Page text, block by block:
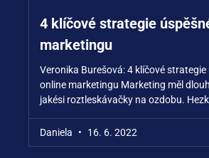
4 klíčové strategie
marketingu
Veronika Burešová: 4 klíčové strategie
online marketingu Marketing měl
jakési roztleskávačky na ozdobu.
Daniela 16. 6. 2022